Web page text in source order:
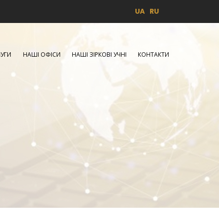
UA RU
НАШІ ОФІСИ НАШІ ЗІРКОВІ УЧНІ КОНТАКТИ